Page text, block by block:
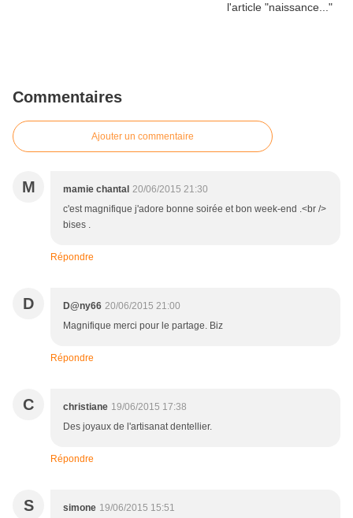
Commentaires
Ajouter un commentaire
M mamie chantal 20/06/2015 21:30
c'est magnifique j'adore bonne soirée et bon week-end .<br />
bises .
Répondre
D D@ny66 20/06/2015 21:00
Magnifique merci pour le partage. Biz
Répondre
C christiane 19/06/2015 17:38
Des joyaux de l'artisanat dentellier.
Répondre
S simone 19/06/2015 15:51